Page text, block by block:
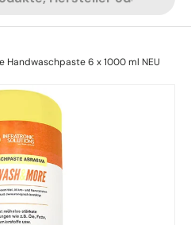
Handwaschpaste 6 x 1000 ml NEU
springen